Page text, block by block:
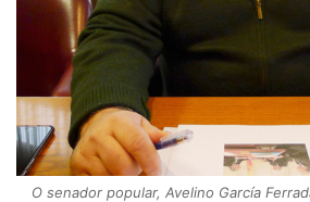
O senador popular, Avelino García